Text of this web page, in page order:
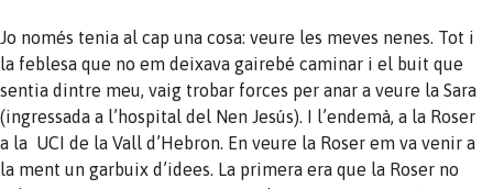
Jo només tenia al cap una cosa: veure les meves nenes. Tot i
la feblesa que no em deixava gairebé caminar i el buit que
sentia dintre meu, vaig trobar forces per anar a veure la Sara
(ingressada a l’hospital del Nen Jesús). I l’endemà, a la Roser
a la UCI de la Vall d’Hebron. En veure la Roser em va venir a
la ment un garbuix d’idees. La primera era que la Roser no